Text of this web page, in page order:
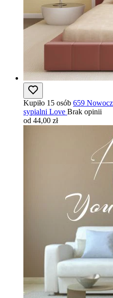
Kupiło 15 osób 659
sypialni Love Brak opinii
od 44,00 zł